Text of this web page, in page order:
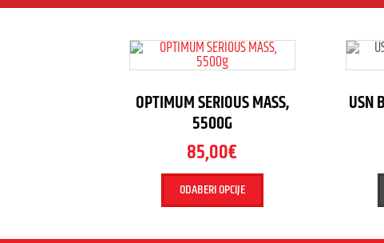
OPTIMUM SERIOUS MASS,
5500G
85,00€
ODABERI OPCIJE
USN